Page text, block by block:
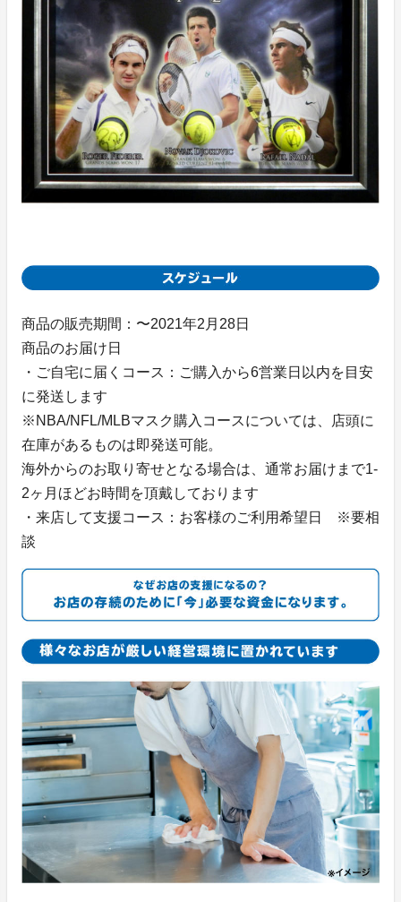
商品の販売期間：〜2021年2月28日
商品のお届け日
・ご自宅に届くコース：ご購入から6営業日以内を目安
に発送します
※NBA/NFL/MLBマスク購入コースについては、店頭に
在庫があるものは即発送可能。
海外からのお取り寄せとなる場合は、通常お届けまで1-
2ヶ月ほどお時間を頂戴しております
・来店して支援コース：お客様のご利用希望日 ※要相
談